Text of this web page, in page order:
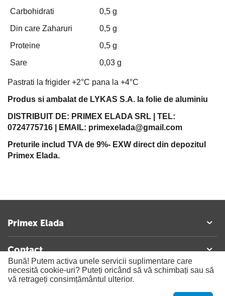
Carbohidrati
Din care Zaharuri
Proteine
Sare
0,5 g
0,5 g
0,5 g
0,03 g
Pastrati la frigider +2°C pana la +4°C
Produs si ambalat de LYKAS S.A. la folie de aluminiu
DISTRIBUIT DE: PRIMEX ELADA SRL | TEL:
0724775716 | EMAIL: primexelada@gmail.com
Preturile includ TVA de 9%- EXW direct din depozitul
Primex Elada.
Primex Elada
Contact
© 2023 - 2026 Primexelada. Realizat si configurat
Bună! Putem activa unele servicii suplimentare care
necesită cookie-uri? Puteți oricând să vă schimbați sau să
vă retrageți consimțământul ulterior.